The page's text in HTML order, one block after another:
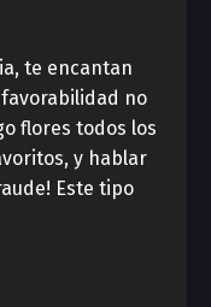
te encantan
no
flores todos los
y hablar
Este tipo